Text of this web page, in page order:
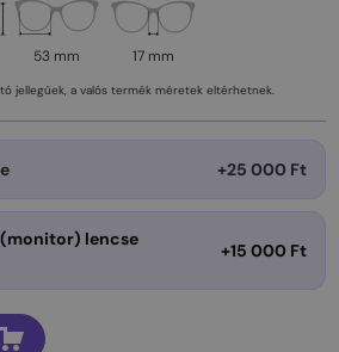
53 mm 17 mm
jellegűek, a valós termék méretek eltérhetnek.
+25 000 Ft
lencse
+15 000 Ft